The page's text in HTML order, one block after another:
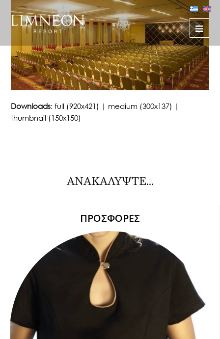
Downloads:full (920x421) | medium (300x137) |
thumbnail (150x150)
ΑΝΑΚΑΛΥΨΤΕ...
ΠΡΟΣΦΟΡΕΣ